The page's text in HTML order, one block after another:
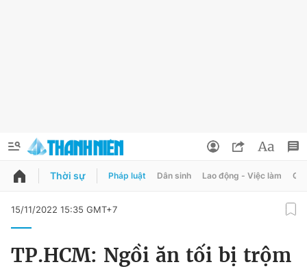
QUẢNG CÁO
Đổi mật khẩu
Thời sự Pháp luật Dân sinh Lao động - Việc làm
15/11/2022 15:35 GMT+7
TP.HCM: Ngồi ăn tối bị trộm